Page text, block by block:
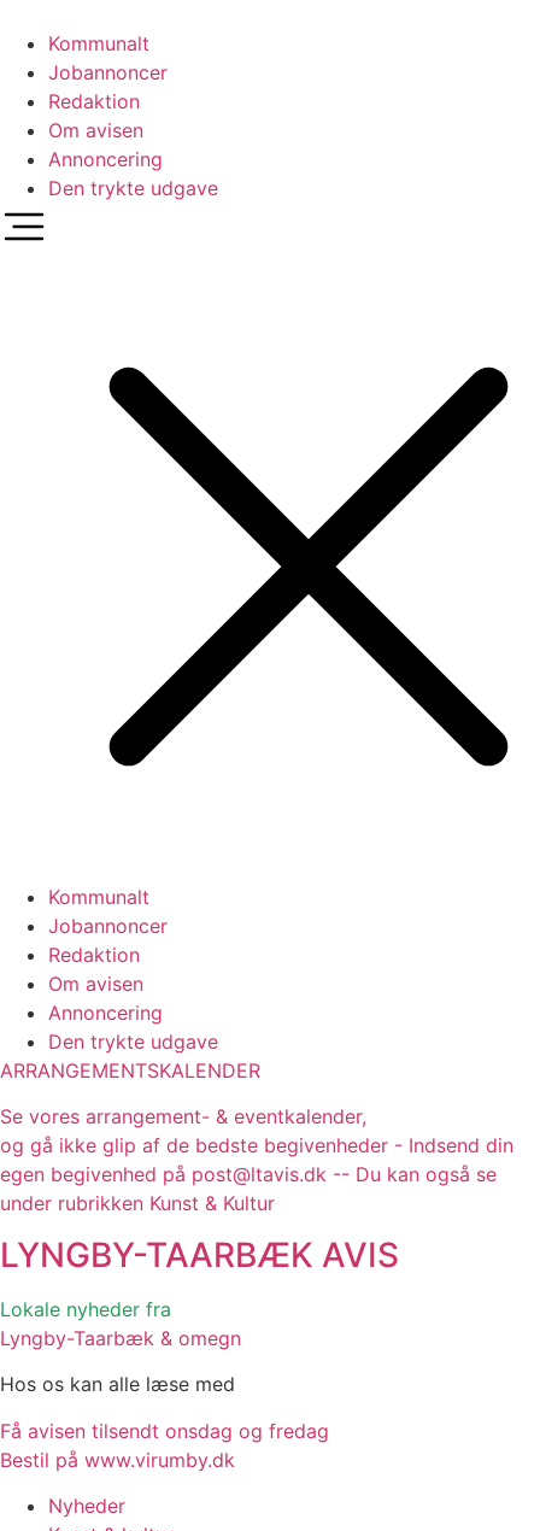
indhold
Kommunalt
Jobannoncer
Redaktion
Om avisen
Annoncering
Den trykte udgave
Kommunalt
Jobannoncer
Redaktion
Om avisen
Annoncering
Den trykte udgave
ARRANGEMENTSKALENDER
Se vores arrangement- & eventkalender,
og gå ikke glip af de bedste begivenheder - Indsend din
egen begivenhed på post@ltavis.dk -- Du kan også se
under rubrikken Kunst & Kultur
LYNGBY-TAARBÆK AVIS
Lokale nyheder fra
Lyngby-Taarbæk & omegn
Hos os kan alle læse med
Få avisen tilsendt onsdag og fredag
Bestil på www.virumby.dk
Nyheder